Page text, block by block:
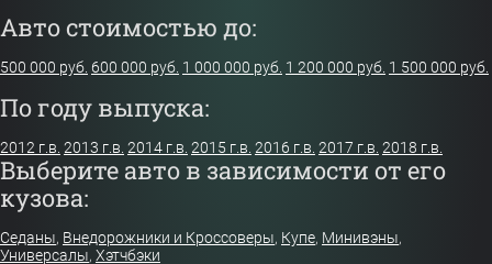
Авто стоимостью до:
500 000 руб. 600 000 руб. 1 000 000 руб. 1 200 000 руб. 1 500 000 руб.
По году выпуска:
2012 г.в. 2013 г.в. 2014 г.в. 2015 г.в. 2016 г.в. 2017 г.в. 2018 г.в.
Выберите авто в зависимости от его
кузова:
Седаны, Внедорожники и Кроссоверы, Купе, Минивэны,
Универсалы, Хэтчбэки